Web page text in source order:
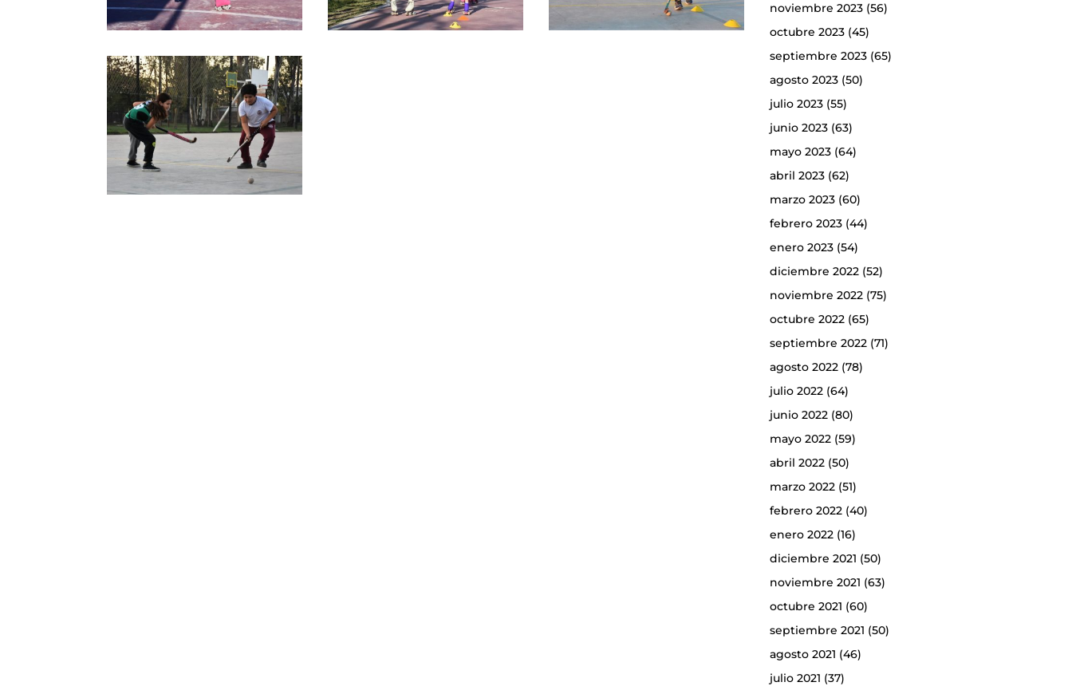
noviembre 2023(56)
octubre 2023(45)
septiembre 2023(65)
agosto 2023(50)
julio 2023(55)
junio 2023(63)
mayo 2023(64)
abril 2023(62)
marzo 2023(60)
febrero 2023(44)
enero 2023(54)
diciembre 2022(52)
noviembre 2022(75)
octubre 2022(65)
septiembre 2022(71)
agosto 2022(78)
julio 2022(64)
junio 2022(80)
mayo 2022(59)
abril 2022(50)
marzo 2022(51)
febrero 2022(40)
enero 2022(16)
diciembre 2021 (50)
noviembre 2021 (63)
octubre 2021 (60)
septiembre 2021 (50)
agosto 2021 (46)
julio 2021 (37)